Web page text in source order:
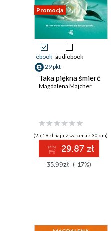
Promocja
ebook audiobook
29 pkt
Taka piękna śmierć
Magdalena Majcher
(25,19 zł najniższa cena z 30 dni)
29.87 zł
35.99zł (-17%)